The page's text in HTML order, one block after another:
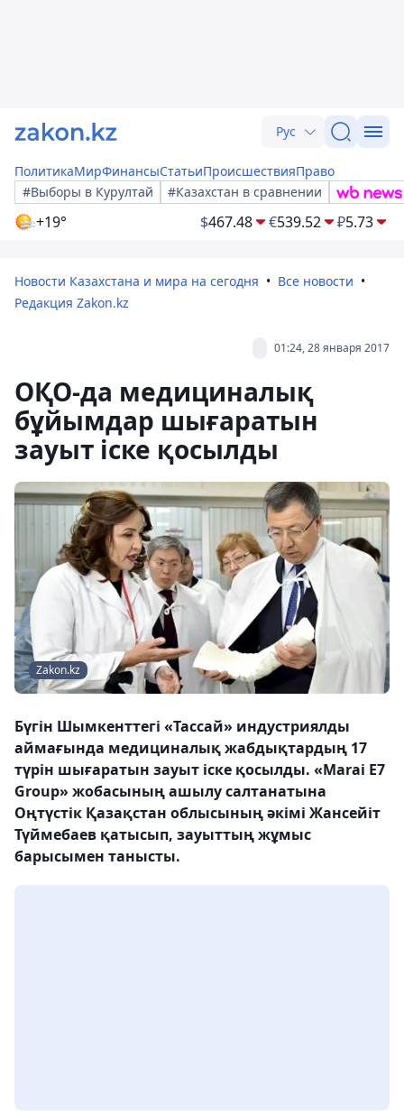
Рус
ПолитикаМирФинансыСтатьиПроисшествияПраво
#Выборы в Курултай
#Казахстан в сравнении
+19° $467.48 €539.52 ₽5.73
Новости Казахстана и мира на сегодня
Все новости
Редакция Zakon.kz
01:24, 28 января 2017
ОҚО-да медициналық
бұйымдар шығаратын
зауыт іске қосылды
Zakon.kz
Бүгін Шымкенттегі «Тассай» индустриялды
аймағында медициналық жабдықтардың 17
түрін шығаратын зауыт іске қосылды. «Marai E7
Group» жобасының ашылу салтанатына
Оңтүстік Қазақстан облысының әкімі Жансейіт
Түймебаев қатысып, зауыттың жұмыс
барысымен танысты.